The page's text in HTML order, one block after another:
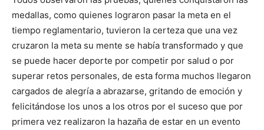
medallas, como quienes lograron pasar la meta en el
tiempo reglamentario, tuvieron la certeza que una vez
cruzaron la meta su mente se había transformado y que
se puede hacer deporte por competir por salud o por
superar retos personales, de esta forma muchos llegaron
cargados de alegría a abrazarse, gritando de emoción y
felicitándose los unos a los otros por el suceso que por
primera vez realizaron la hazaña de estar en un evento